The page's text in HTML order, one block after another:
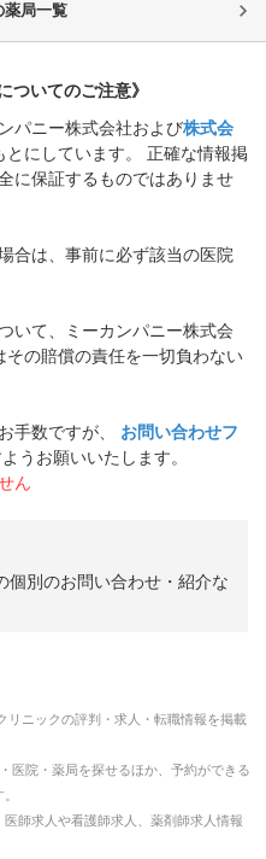
薬局一覧
ついてのご注意》
パニー株式会社および株式会
とにしています。 正確な情報掲
に保証するものではありませ
合は、事前に必ず該当の医院
いて、ミーカンパニー株式会
その賠償の責任を一切負わない
手数ですが、
お問い合わせフ
うお願いいたします。
ん
個別のお問い合わせ・紹介な
リニックの評判・求人・転職情報を掲載
医院・薬局を探せるほか、予約ができる
師求人や看護師求人、薬剤師求人情報